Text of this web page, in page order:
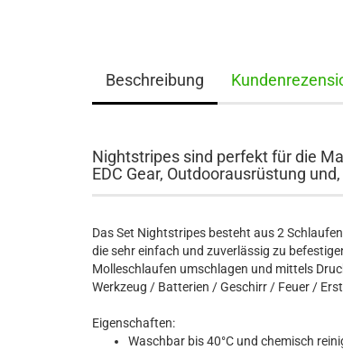
Beschreibung
Nightstripes sind perfekt für die
EDC Gear, Outdoorausrüstung
Das Set Nightstripes besteht aus 2
die sehr einfach und zuverlässig zu
Molleschlaufen umschlagen und mittels
Werkzeug / Batterien / Geschirr / Feuer /
Eigenschaften:
Waschbar bis 40°C und chemisch